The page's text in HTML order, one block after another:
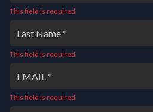
This field is required.
This field is required.
This field is required.